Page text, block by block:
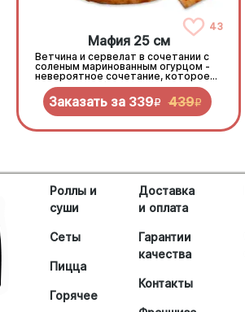
43
Мафия 25 см
Ветчина и сервелат в сочетании с
соленым маринованным огурцом -
невероятное сочетание, которое
нужно попробовать!
Заказать за 339R 439R
Роллы и
суши
Сеты
Пицца
Горячее
Доставка
и оплата
Гарантии
качества
Контакты